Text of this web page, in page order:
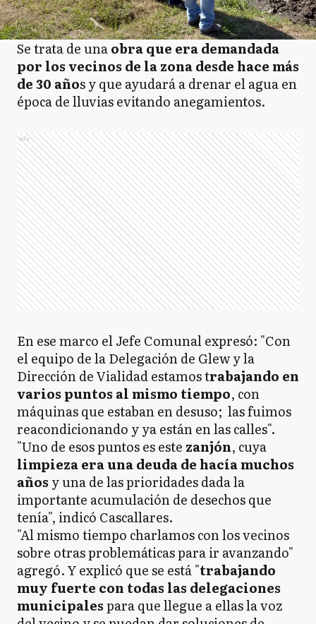
Se trata de unaobra que era demandada
por los vecinos de la zona desde hace más
de 30 años y que ayudará a drenar el agua en
época de lluvias evitando anegamientos.
Ads
En ese marco el Jefe Comunal expresó: "Con
el equipo de la Delegación de Glew y la
Dirección de Vialidad estamos trabajando en
varios puntos al mismo tiempo, con
máquinas que estaban en desuso; las fuimos
reacondicionando y ya están en las calles".
"Uno de esos puntos es este zanjón, cuya
limpieza era una deuda de hacía muchos
años y una de las prioridades dada la
importante acumulación de desechos que
tenía", indicó Cascallares.
"Al mismo tiempo charlamos con los vecinos
sobre otras problemáticas para ir avanzando"
agregó. Y explicó que se está "trabajando
muy fuerte con todas las delegaciones
municipalespara que llegue a ellas la voz